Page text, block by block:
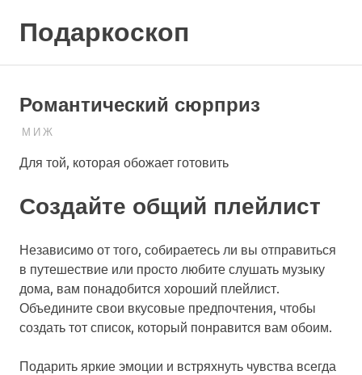
Подаркоскоп
подарить
Романтический сюрприз
03.04.2023
ПОДАРЧЕК
М И Ж
Для той, которая обожает готовить
Создайте общий плейлист
Независимо от того, собираетесь ли вы отправиться
в путешествие или просто любите слушать музыку
дома, вам понадобится хороший плейлист.
Объедините свои вкусовые предпочтения, чтобы
создать тот список, который понравится вам обоим.
Подарить яркие эмоции и встряхнуть чувства всегда